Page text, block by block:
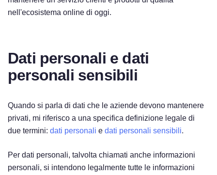
nell'ecosistema online di oggi.
Dati personali e dati
personali sensibili
Quando si parla di dati che le aziende devono mantenere
privati, mi riferisco a una specifica definizione legale di
due termini: dati personali e dati personali sensibili.
Per dati personali, talvolta chiamati anche informazioni
personali, si intendono legalmente tutte le informazioni